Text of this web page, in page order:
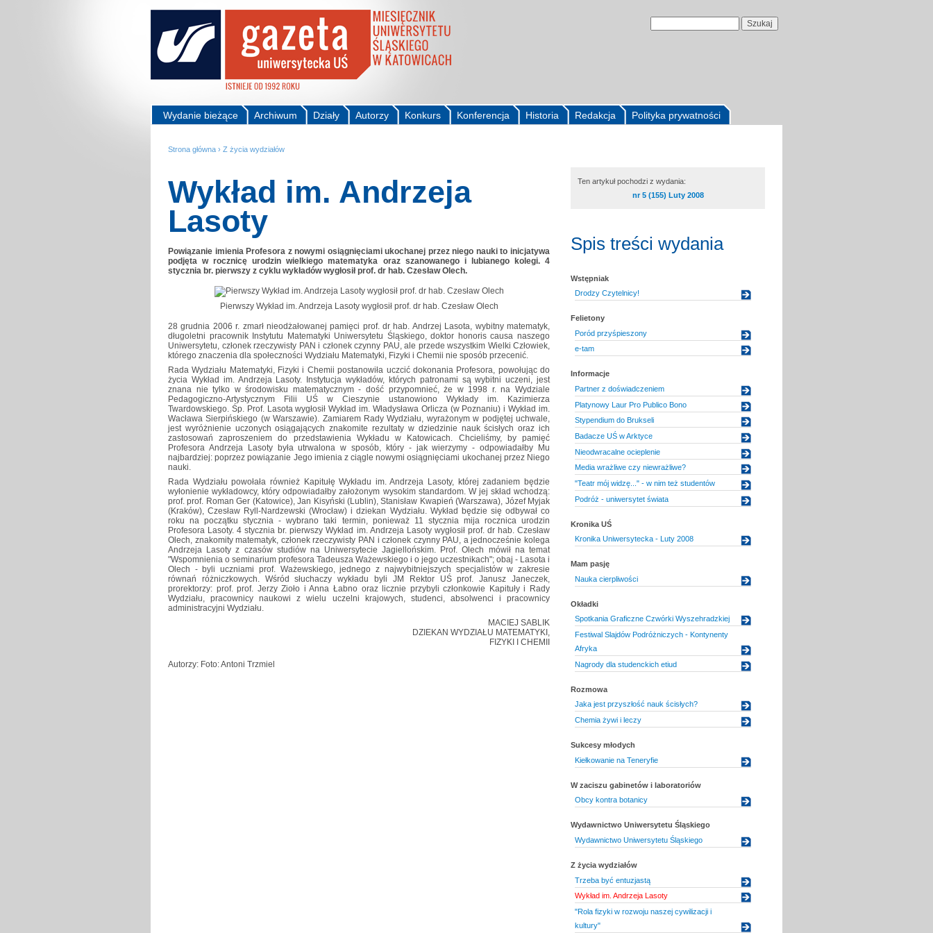
Polityka prywatności
Redakcja
Historia
Konferencja
Konkurs
Autorzy
Działy
Archiwum
Wydanie bieżące
Strona główna › Z życia wydziałów
Wykład im. Andrzeja
Lasoty
Powiązanie imienia Profesora z nowymi osiągnięciami ukochanej przez niego nauki to inicjatywa
podjęta w rocznicę urodzin wielkiego matematyka oraz szanowanego i lubianego kolegi. 4
stycznia br. pierwszy z cyklu wykładów wygłosił prof. dr hab. Czesław Olech.
Pierwszy Wykład im. Andrzeja Lasoty wygłosił prof. dr hab. Czesław Olech
28 grudnia 2006 r. zmarł nieodżałowanej pamięci prof. dr hab. Andrzej Lasota, wybitny matematyk,
długoletni pracownik Instytutu Matematyki Uniwersytetu Śląskiego, doktor honoris causa naszego
Uniwersytetu, członek rzeczywisty PAN i członek czynny PAU, ale przede wszystkim Wielki Człowiek,
którego znaczenia dla społeczności Wydziału Matematyki, Fizyki i Chemii nie sposób przecenić.
Rada Wydziału Matematyki, Fizyki i Chemii postanowiła uczcić dokonania Profesora, powołując do
życia Wykład im. Andrzeja Lasoty. Instytucja wykładów, których patronami są wybitni uczeni, jest
znana nie tylko w środowisku matematycznym - dość przypomnieć, że w 1998 r. na Wydziale
Pedagogiczno-Artystycznym Filii UŚ w Cieszynie ustanowiono Wykłady im. Kazimierza
Twardowskiego. Śp. Prof. Lasota wygłosił Wykład im. Władysława Orlicza (w Poznaniu) i Wykład im.
Wacława Sierpińskiego (w Warszawie). Zamiarem Rady Wydziału, wyrażonym w podjętej uchwale,
jest wyróżnienie uczonych osiągających znakomite rezultaty w dziedzinie nauk ścisłych oraz ich
zastosowań zaproszeniem do przedstawienia Wykładu w Katowicach. Chcieliśmy, by pamięć
Profesora Andrzeja Lasoty była utrwalona w sposób, który - jak wierzymy - odpowiadałby Mu
najbardziej: poprzez powiązanie Jego imienia z ciągle nowymi osiągnięciami ukochanej przez Niego
nauki.
Rada Wydziału powołała również Kapitułę Wykładu im. Andrzeja Lasoty, której zadaniem będzie
wyłonienie wykładowcy, który odpowiadałby założonym wysokim standardom. W jej skład wchodzą:
prof. prof. Roman Ger (Katowice), Jan Kisyński (Lublin), Stanisław Kwapień (Warszawa), Józef Myjak
(Kraków), Czesław Ryll-Nardzewski (Wrocław) i dziekan Wydziału. Wykład będzie się odbywał co
roku na początku stycznia - wybrano taki termin, ponieważ 11 stycznia mija rocznica urodzin
Profesora Lasoty. 4 stycznia br. pierwszy Wykład im. Andrzeja Lasoty wygłosił prof. dr hab. Czesław
Olech, znakomity matematyk, członek rzeczywisty PAN i członek czynny PAU, a jednocześnie kolega
Andrzeja Lasoty z czasów studiów na Uniwersytecie Jagiellońskim. Prof. Olech mówił na temat
"Wspomnienia o seminarium profesora Tadeusza Ważewskiego i o jego uczestnikach"; obaj - Lasota i
Olech - byli uczniami prof. Ważewskiego, jednego z najwybitniejszych specjalistów w zakresie
równań różniczkowych. Wśród słuchaczy wykładu byli JM Rektor UŚ prof. Janusz Janeczek,
prorektorzy: prof. prof. Jerzy Zioło i Anna Łabno oraz licznie przybyli członkowie Kapituły i Rady
Wydziału, pracownicy naukowi z wielu uczelni krajowych, studenci, absolwenci i pracownicy
administracyjni Wydziału.
MACIEJ SABLIK
DZIEKAN WYDZIAŁU MATEMATYKI,
FIZYKI I CHEMII
Autorzy: Foto: Antoni Trzmiel
Ten artykuł pochodzi z wydania:
nr 5 (155) Luty 2008
Spis treści wydania
Wstępniak
Drodzy Czytelnicy!
Felietony
Poród przyśpieszony
e-tam
Informacje
Partner z doświadczeniem
Platynowy Laur Pro Publico Bono
Stypendium do Brukseli
Badacze UŚ w Arktyce
Nieodwracalne ocieplenie
Media wrażliwe czy niewrażliwe?
"Teatr mój widzę..." - w nim też studentów
Podróż - uniwersytet świata
Kronika UŚ
Kronika Uniwersytecka - Luty 2008
Mam pasję
Nauka cierpliwości
Okładki
Spotkania Graficzne Czwórki Wyszehradzkiej
Festiwal Slajdów Podróżniczych - Kontynenty
Afryka
Nagrody dla studenckich etiud
Rozmowa
Jaka jest przyszłość nauk ścisłych?
Chemia żywi i leczy
Sukcesy młodych
Kiełkowanie na Teneryfie
W zaciszu gabinetów i laboratoriów
Obcy kontra botanicy
Wydawnictwo Uniwersytetu Śląskiego
Wydawnictwo Uniwersytetu Śląskiego
Z życia wydziałów
Trzeba być entuzjastą
Wykład im. Andrzeja Lasoty
"Rola fizyki w rozwoju naszej cywilizacji i
kultury"